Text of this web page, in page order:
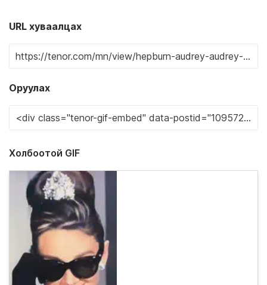
URL хуваалцах
Оруулах
Холбоотой GIF